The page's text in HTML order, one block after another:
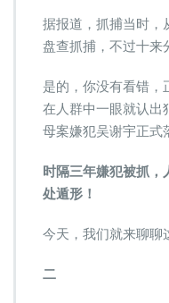
据报道，抓捕当时，
盘查抓捕，不过十来
是的，你没有看错，
在人群中一眼就认出
母案嫌犯吴谢宇正式
时隔三年嫌犯被抓，
处遁形！
今天，我们就来聊聊
二